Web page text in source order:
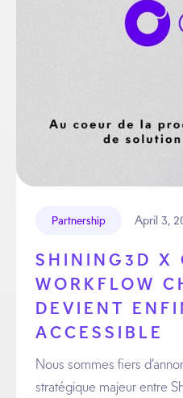
Partnership April 3,
SHINING3D X
WORKFLOW
DEVIENT
ACCESSIBLE
Nous sommes fiers
stratégique majeur entre